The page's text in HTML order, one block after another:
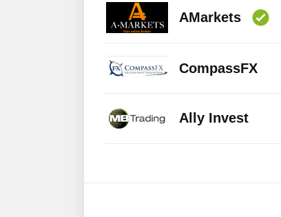
AMarkets
CompassFX
Ally Invest